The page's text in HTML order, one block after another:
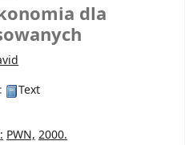
dla
Text
PWN,2000.